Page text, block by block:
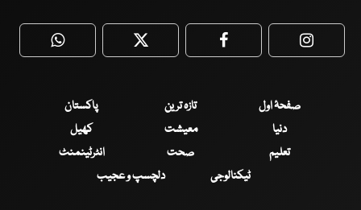
WhatsApp Twitter Facebook
صفحۂ اول تازہ ترین
پاکستان
دنیا
معیشت
کھیل
تعلیم
صحت
انٹرٹینمنٹ
ٹیکنالوجی
دلچسپ و عجیب